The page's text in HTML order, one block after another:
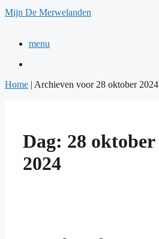
Mijn De Merwelanden
menu
Home | Archieven voor 28 oktober 2024
Dag: 28 oktober
2024